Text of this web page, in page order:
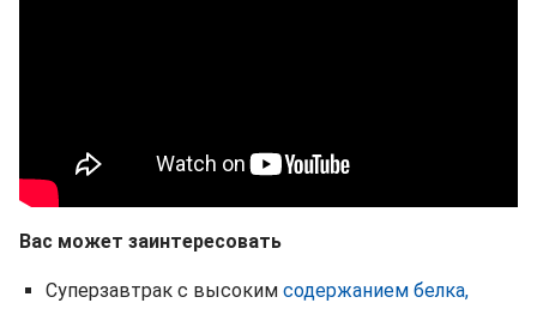
Вас может заинтересовать
Суперзавтрак с высоким содержанием белка,